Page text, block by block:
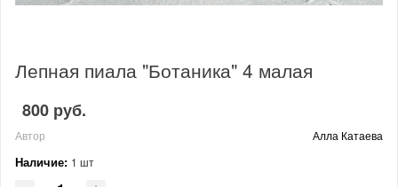
Лепная пиала "Ботаника" 4 малая
800 руб.
Автор Алла Катаева
Наличие: 1 шт